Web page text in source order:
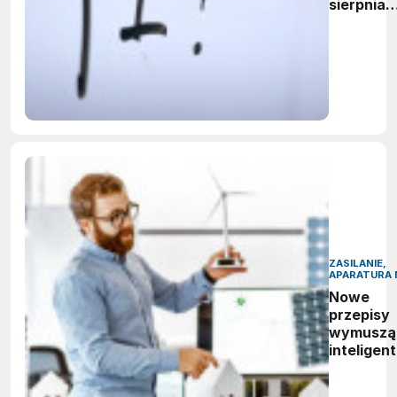
sierpnia
ZASILANIE,
APARATURA
Nowe
przepisy
wymuszą